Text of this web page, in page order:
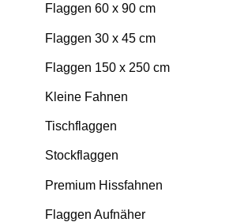
Flaggen 60 x 90 cm
Flaggen 30 x 45 cm
Flaggen 150 x 250 cm
Kleine Fahnen
Tischflaggen
Stockflaggen
Premium Hissfahnen
Flaggen Aufnäher